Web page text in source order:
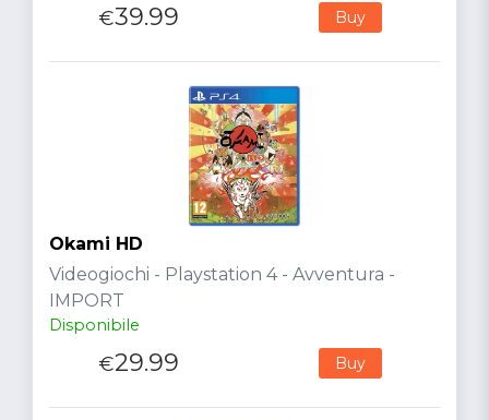
€39.99 Buy
Okami HD
Videogiochi - Playstation 4 - Avventura -
IMPORT
Disponibile
€29.99 Buy